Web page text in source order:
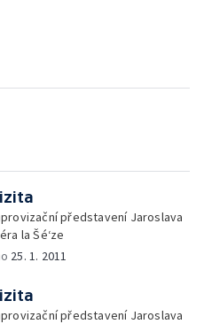
představení Jaroslava
la Šé‘ze
25. 1. 2011
představení Jaroslava